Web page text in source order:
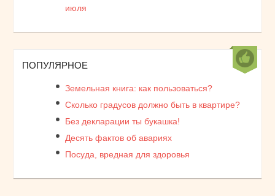
июля
ПОПУЛЯРНОЕ
Земельная книга: как пользоваться?
Сколько градусов должно быть в квартире?
Без декларации ты букашка!
Десять фактов об авариях
Посуда, вредная для здоровья